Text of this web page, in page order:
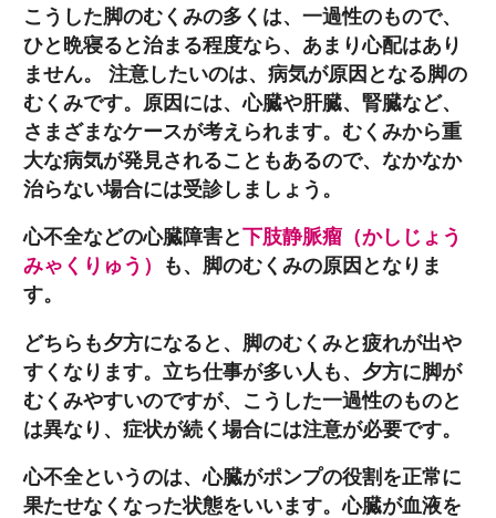
こうした脚のむくみの多くは、一過性のもので、
ひと晩寝ると治まる程度なら、あまり心配はあり
ません。 注意したいのは、病気が原因となる脚の
むくみです。原因には、心臓や肝臓、腎臓など、
さまざまなケースが考えられます。むくみから重
大な病気が発見されることもあるので、なかなか
治らない場合には受診しましょう。
心不全などの心臓障害と下肢静脈瘤（かしじょう
みゃくりゅう） も、脚のむくみの原因となりま
す。
どちらも夕方になると、脚のむくみと疲れが出や
すくなります。立ち仕事が多い人も、夕方に脚が
むくみやすいのですが、こうした一過性のものと
は異なり、症状が続く場合には注意が必要です。
心不全というのは、心臓がポンプの役割を正常に
果たせなくなった状態をいいます。心臓が血液を